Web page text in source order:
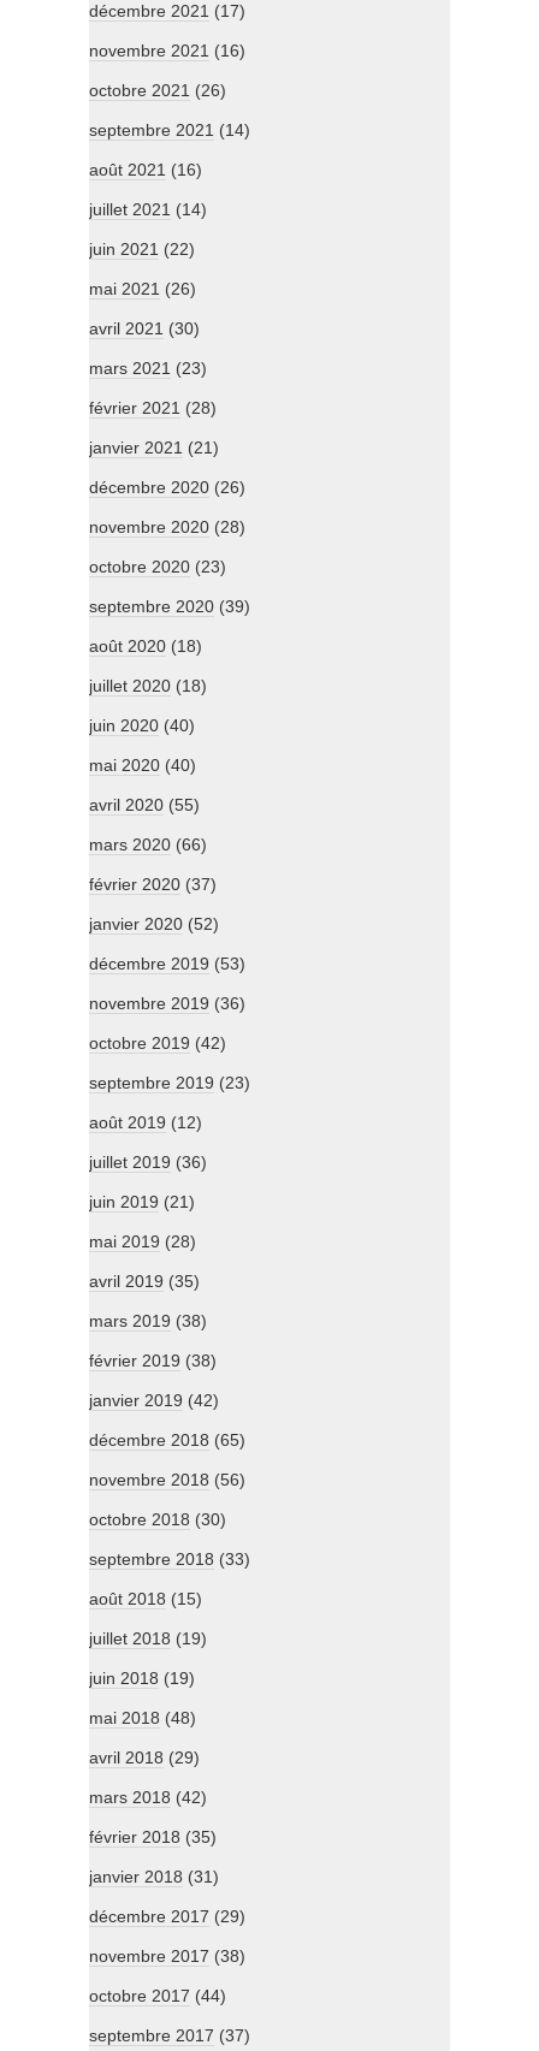
décembre 2021 (17)
novembre 2021 (16)
octobre 2021 (26)
septembre 2021 (14)
août 2021 (16)
juillet 2021 (14)
juin 2021 (22)
mai 2021 (26)
avril 2021 (30)
mars 2021 (23)
février 2021 (28)
janvier 2021 (21)
décembre 2020 (26)
novembre 2020 (28)
octobre 2020 (23)
septembre 2020 (39)
août 2020 (18)
juillet 2020 (18)
juin 2020 (40)
mai 2020 (40)
avril 2020 (55)
mars 2020 (66)
février 2020 (37)
janvier 2020 (52)
décembre 2019 (53)
novembre 2019 (36)
octobre 2019 (42)
septembre 2019 (23)
août 2019 (12)
juillet 2019 (36)
juin 2019 (21)
mai 2019 (28)
avril 2019 (35)
mars 2019 (38)
février 2019 (38)
janvier 2019 (42)
décembre 2018 (65)
novembre 2018 (56)
octobre 2018 (30)
septembre 2018 (33)
août 2018 (15)
juillet 2018 (19)
juin 2018 (19)
mai 2018 (48)
avril 2018 (29)
mars 2018 (42)
février 2018 (35)
janvier 2018 (31)
décembre 2017 (29)
novembre 2017 (38)
octobre 2017 (44)
septembre 2017 (37)